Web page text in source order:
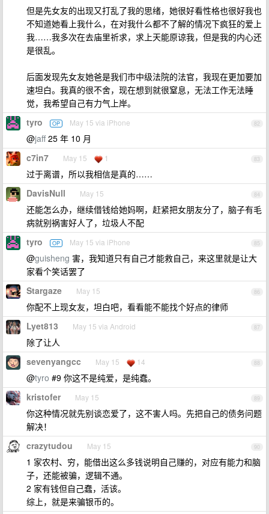
但是先女友的出现又打乱了我的思绪，她很好看性格也很好我也
不知道她看上我什么，在对我什么都不了解的情况下疯狂的爱上
我……我多次在去庙里祈求，求上天能原谅我，但是我的内心还
是很乱。
后面发现先女友她爸是我们市中级法院的法官，我现在更加要加
速坦白。我真的很不舍，现在想到就很窒息，无法工作无法睡
觉，我希望自己有力气上岸。
82
tyro OP May 15 via iPhone
@jaff25 年 10 月
83
c7in7 May 15 1
过于离谱，所以我相信是真的……
84
DavisNull May 15
还能怎么办，继续借钱给她妈啊，赶紧把女朋友分了，脑子有毛
病就别祸害好人了，垃圾人不配
85
tyro OP May 15 via iPhone
@guisheng 害，我知道只有自己才能救自己，来这里就是让大
家看个笑话罢了
86
Stargaze May 15
你配不上现女友，坦白吧，看看能不能找个好点的律师
87
Lyet813 May 15 via Android
除了让人
88
sevenyangcc May 15 14
@tyro #9 你这不是纯爱，是纯蠢。
89
kristofer May 15
你这种情况就先别谈恋爱了，这不害人吗。先把自己的债务问题
解决！
90
crazytudou May 15
1 家农村、穷，能借出这么多钱说明自己赚的，对应有能力和脑
子，还能被骗，逻辑不通。
2 家有钱但自己蠢，活该。
综上，就是来骗银币的。